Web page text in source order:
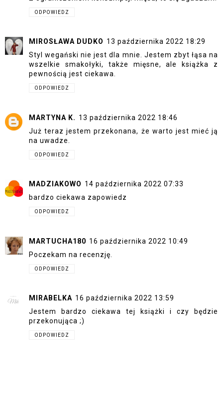
ODPOWIEDZ
MIROSŁAWA DUDKO 13 października 2022 18:29
Styl wegański nie jest dla mnie. Jestem zbyt łąsa na
wszelkie smakołyki, także mięsne, ale książka z
pewnością jest ciekawa.
ODPOWIEDZ
MARTYNA K. 13 października 2022 18:46
Już teraz jestem przekonana, że warto jest mieć ją
na uwadze.
ODPOWIEDZ
MADZIAKOWO 14 października 2022 07:33
bardzo ciekawa zapowiedz
ODPOWIEDZ
MARTUCHA180 16 października 2022 10:49
Poczekam na recenzję.
ODPOWIEDZ
MIRABELKA 16 października 2022 13:59
Jestem bardzo ciekawa tej książki i czy będzie
przekonująca ;)
ODPOWIEDZ